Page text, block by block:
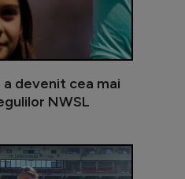
devenit cea mai
NWSL
a remizat cu Ucraina, la
Teodora